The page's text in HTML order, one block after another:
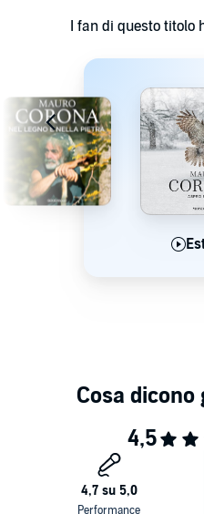
con la facilità e la soddisfazione
alla struttura classica e
©2019 Mondadori Libri (P)2025
I fan di questo titolo